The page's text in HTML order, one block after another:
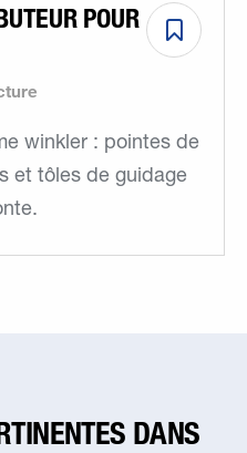
POUR
winkler : pointes de
et tôles de guidage
DANS